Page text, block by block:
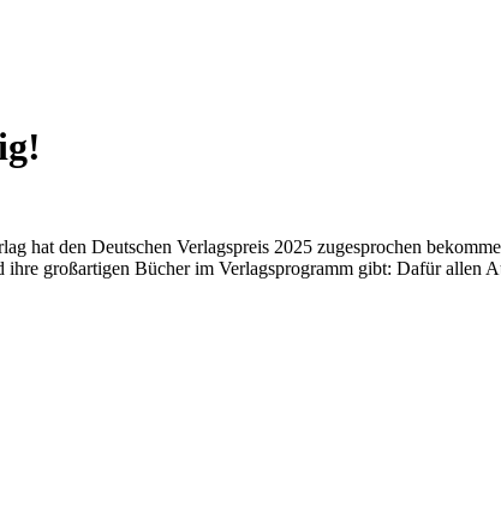
hat den Deutschen Verlagspreis 2025 zugesprochen
ihre großartigen Bücher im Verlagsprogramm gibt: Dafür